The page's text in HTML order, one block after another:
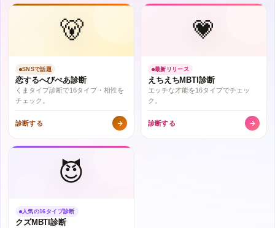
🐻
SNSで話題
恋するへびべあ診断
くまタイプ診断で16タイプ・相性を
チェック。
診断する
💗
最新リリース
えちえちMBTI診断
エッチな才能を16タイプでチェッ
ク。
診断する
😈
人気の16タイプ診断
クズMBTI診断